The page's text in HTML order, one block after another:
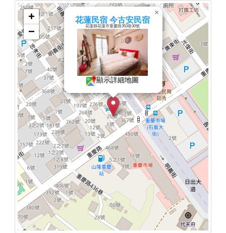
內容：私密留言，只有版主能看見
回覆：已回應，請見mail
2026/06/15 09:32:53
訪客：許小姐
主題： 7/31-8/2家庭四人套房?
內容：私密留言，只有版主能看見
回覆：已回應，請見mail
2026/06/04 21:29:45
訪客：古小姐
主題：住宿
內容：私密留言，只有版主能看見
回覆：已回應，請見mail
2025/10/12 15:55:53
訪客：
主題：住宿
花蓮民宿 今古安民宿
花蓮縣花蓮市重慶路353巷30號
顯示詳細地圖
×
+
−